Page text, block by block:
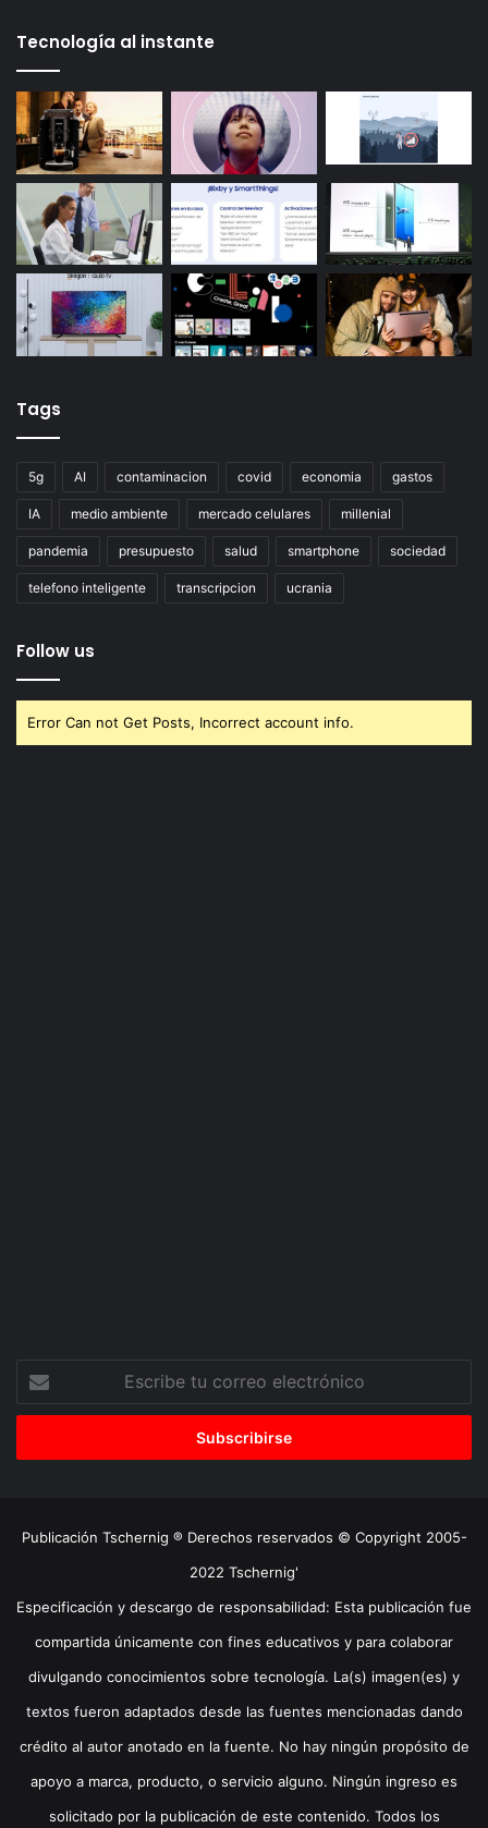
Tecnología al instante
Tags
5g AI contaminacion covid economia gastos
IA medio ambiente mercado celulares millenial
pandemia presupuesto salud smartphone sociedad
telefono inteligente transcripcion ucrania
Follow us
Error Can not Get Posts, Incorrect account info.
correo
Publicación Tschernig ® Derechos reservados © Copyright 2005-
2022 Tschernig'
Especificación y descargo de responsabilidad: Esta publicación fue
compartida únicamente con fines educativos y para colaborar
divulgando conocimientos sobre tecnología. La(s) imagen(es) y
textos fueron adaptados desde las fuentes mencionadas dando
crédito al autor anotado en la fuente. No hay ningún propósito de
apoyo a marca, producto, o servicio alguno. Ningún ingreso es
solicitado por la publicación de este contenido. Todos los